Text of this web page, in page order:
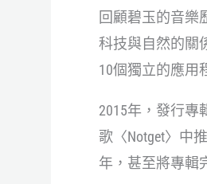
回顧碧玉的音樂
科技與自然的關
10個獨立的應用
2015年，發行專
歌〈Notget〉中
年，甚至將專輯